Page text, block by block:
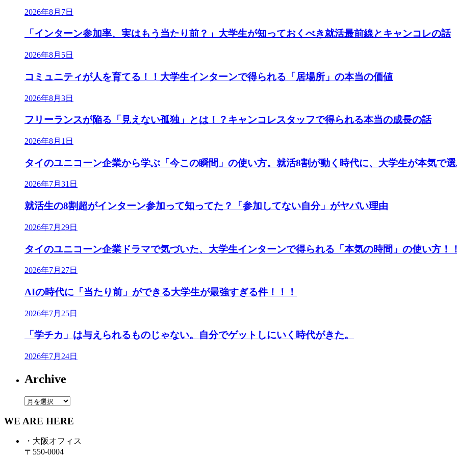
2026年8月7日
「インターン参加率、実はもう当たり前？」大学生が知っておくべき就活最前線とキャンコレの話
2026年8月5日
コミュニティが人を育てる！！大学生インターンで得られる「居場所」の本当の価値
2026年8月3日
フリーランスが陥る「見えない孤独」とは！？キャンコレスタッフで得られる本当の成長の話
2026年8月1日
タイのユニコーン企業から学ぶ「今この瞬間」の使い方。就活8割が動く時代に、大学生が本気で
2026年7月31日
就活生の8割超がインターン参加って知ってた？「参加してない自分」がヤバい理由
2026年7月29日
タイのユニコーン企業ドラマで気づいた、大学生インターンで得られる「本気の時間」の使い方！！
2026年7月27日
AIの時代に「当たり前」ができる大学生が最強すぎる件！！！
2026年7月25日
「学チカ」は与えられるものじゃない。自分でゲットしにいく時代がきた。
2026年7月24日
Archive
Archive
WE ARE HERE
・大阪オフィス
〒550-0004